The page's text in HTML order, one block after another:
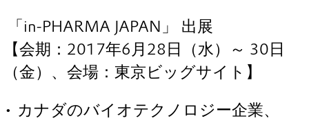
「in-PHARMA JAPAN」 出展
【会期：2017年6月28日（水）～ 30日
（金）、会場：東京ビッグサイト】
• カナダのバイオテクノロジー企業、